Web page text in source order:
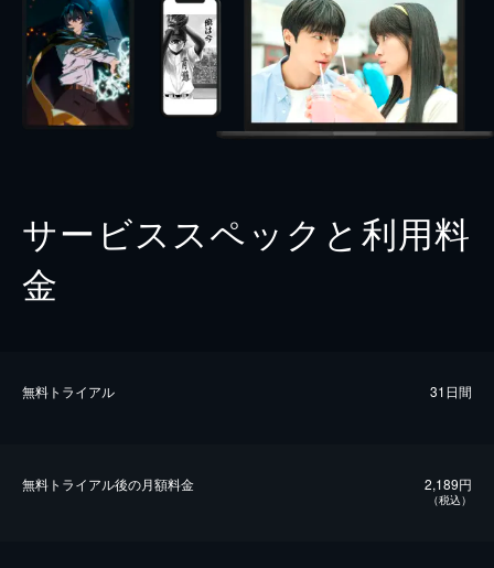
サービススペックと利用料
金
無料トライアル 31日間
無料トライアル後の⽉額料金 2,189円
（税込）